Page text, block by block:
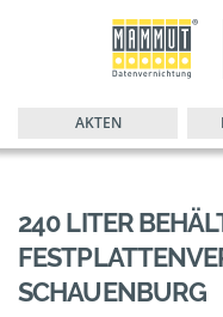
AKTEN
240 LITER
SCHAUENBURG